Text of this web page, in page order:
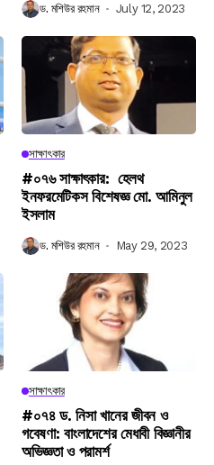
ড. মশিউর রহমান July 12, 2023
সাক্ষাৎকার
#০৭৬ সাক্ষাৎকার: হেলথ
ইনফরমেটিকস বিশেষজ্ঞ মো. আমিনুল
ইসলাম
ড. মশিউর রহমান May 29, 2023
সাক্ষাৎকার
#০৭৪ ড. নিসা খানের জীবন ও
গবেষণা: বাংলাদেশের মেধাবী বিজ্ঞানীর
অভিজ্ঞতা ও পরামর্শ